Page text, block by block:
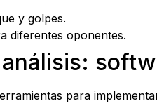
y golpes.
diferentes oponentes.
para